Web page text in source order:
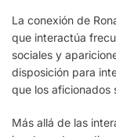
La conexión de
que interactúa
sociales y
disposición para
que los aficionados
Más allá de las